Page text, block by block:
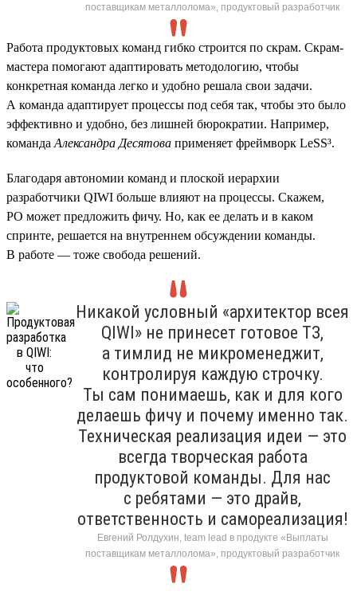
поставщикам металлолома», продуктовый разработчик
Работа продуктовых команд гибко строится по скрам. Скрам-
мастера помогают адаптировать методологию, чтобы
конкретная команда легко и удобно решала свои задачи.
А команда адаптирует процессы под себя так, чтобы это было
эффективно и удобно, без лишней бюрократии. Например,
команда Александра Десятова применяет фреймворк LeSS³.
Благодаря автономии команд и плоской иерархии
разработчики QIWI больше влияют на процессы. Скажем,
PO может предложить фичу. Но, как ее делать и в каком
спринте, решается на внутреннем обсуждении команды.
В работе — тоже свобода решений.
Никакой условный «архитектор всея
QIWI» не принесет готовое ТЗ,
а тимлид не микроменеджит,
контролируя каждую строчку.
Ты сам понимаешь, как и для кого
делаешь фичу и почему именно так.
Техническая реализация идеи — это
всегда творческая работа
продуктовой команды. Для нас
с ребятами — это драйв,
ответственность и самореализация!
Евгений Ролдухин, team lead в продукте «Выплаты
поставщикам металлолома», продуктовый разработчик